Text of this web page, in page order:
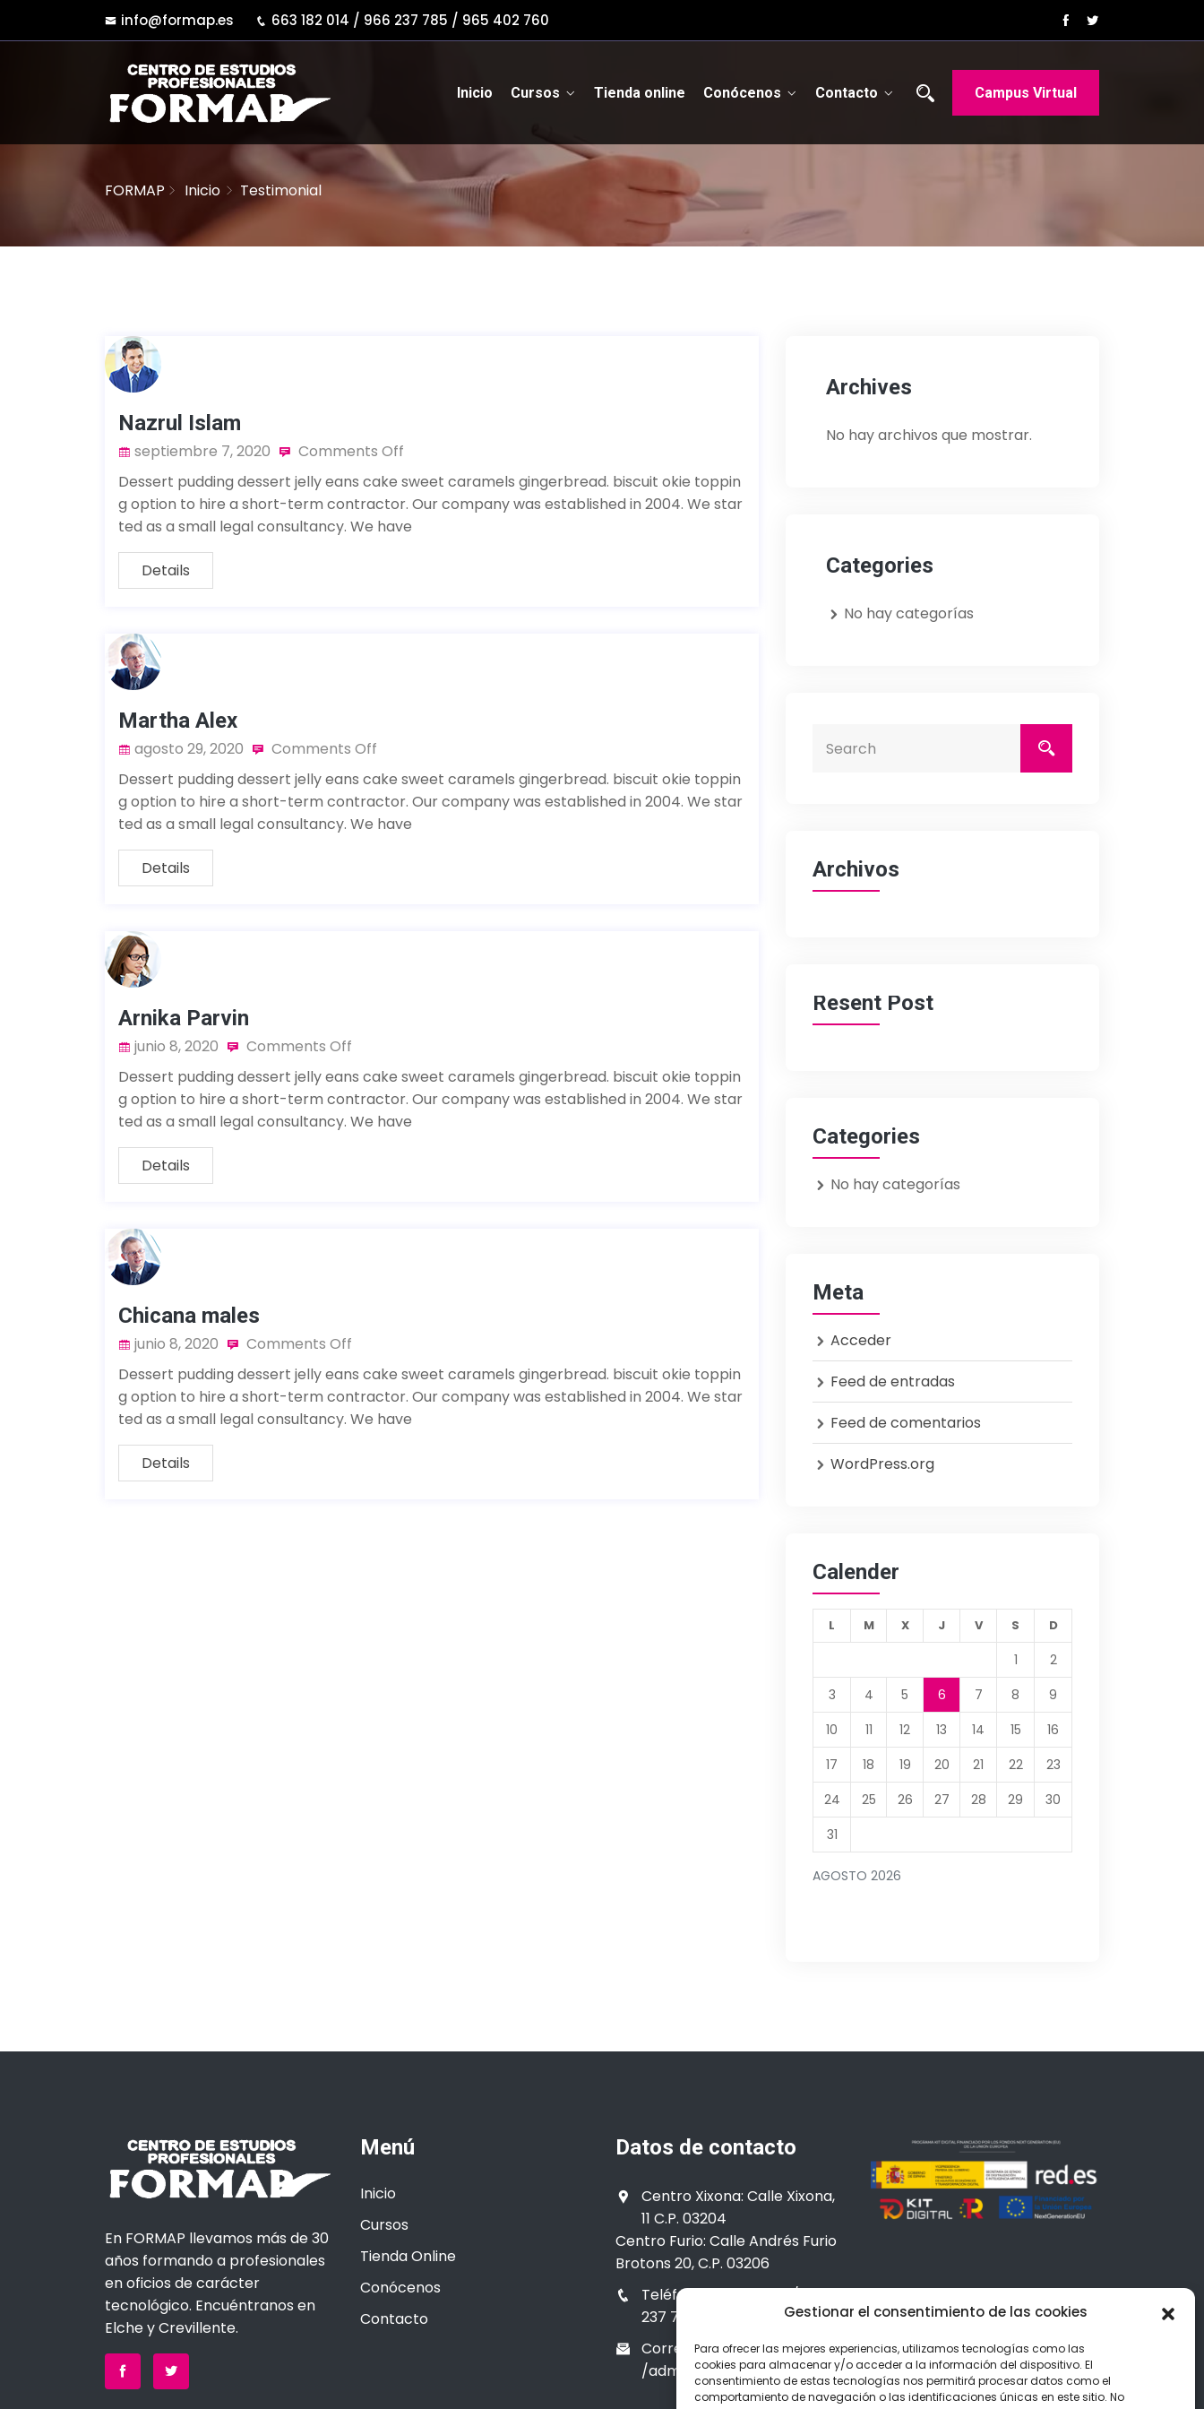
Gestionar el consentimiento de las cookies
Para ofrecer las mejores experiencias, utilizamos tecnologías como las
cookies para almacenar y/o acceder a la información del dispositivo. El
consentimiento de estas tecnologías nos permitirá procesar datos como el
comportamiento de navegación o las identificaciones únicas en este sitio. No
info@formap.es 663 182 014 / 966 237 785 / 965 402 760
Inicio Cursos Tienda online Conócenos Contacto Campus Virtual
FORMAP Inicio Testimonial
Nazrul Islam
septiembre 7, 2020
Comments Off
Dessert pudding dessert jelly eans cake sweet caramels gingerbread. biscuit okie toppin
g option to hire a short-term contractor. Our company was established in 2004. We star
ted as a small legal consultancy. We have
Details
Martha Alex
agosto 29, 2020
Comments Off
Dessert pudding dessert jelly eans cake sweet caramels gingerbread. biscuit okie toppin
g option to hire a short-term contractor. Our company was established in 2004. We star
ted as a small legal consultancy. We have
Details
Arnika Parvin
junio 8, 2020
Comments Off
Dessert pudding dessert jelly eans cake sweet caramels gingerbread. biscuit okie toppin
g option to hire a short-term contractor. Our company was established in 2004. We star
ted as a small legal consultancy. We have
Details
Chicana males
junio 8, 2020
Comments Off
Dessert pudding dessert jelly eans cake sweet caramels gingerbread. biscuit okie toppin
g option to hire a short-term contractor. Our company was established in 2004. We star
ted as a small legal consultancy. We have
Details
Archives
No hay archivos que mostrar.
Categories
No hay categorías
Archivos
Resent Post
Categories
No hay categorías
Meta
Acceder
Feed de entradas
Feed de comentarios
WordPress.org
Calender
AGOSTO 2026
L M X J V S D
1
2
3
4 5 6 7 8
9
10
11 12 13 14 15
16
17
18 19 20 21 22
23
24
25 26 27 28 29
30
31
En FORMAP llevamos más de 30
años formando a profesionales
en oficios de carácter
tecnológico. Encuéntranos en
Elche y Crevillente.
Menú
Inicio
Cursos
Tienda Online
Conócenos
Contacto
Datos de contacto
Centro Xixona: Calle Xixona,
11 C.P. 03204
Centro Furio: Calle Andrés Furio
Brotons 20, C.P. 03206
Teléfono: 663 182 014 / 966
237 785 / 965 402 760
Correo: info@formap.es
/admin@formap.es